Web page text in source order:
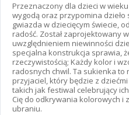
Przeznaczony dla dzieci w
wygodą oraz przypomina dzieło
gwiazda w dziecięcym świecie,
radość. Został zaprojektowany
uwzględnieniem niewinności
specjalna konstrukcja sprawia,
rzeczywistością; Każdy kolor i
radosnych chwil. Ta sukienka
przyjaciel, który będzie z
takich jak festiwal celebrujący
Cię do odkrywania kolorowych i
ubraniu.